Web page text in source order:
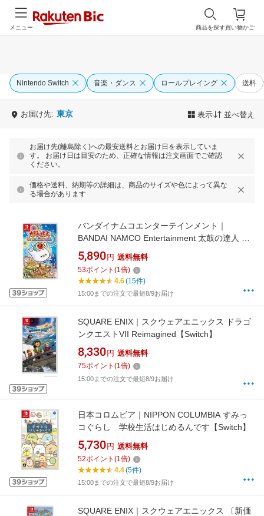
買い物かご
商品を探す
メニュー
Nintendo Switch 音楽・ダンス ロールプレイング 送料
お届け先: 東京 表示 並べ替え
お届け先(離島除く)への最安送料とお届け日を表示していま
す。 お届け日は目安のため、正確な情報は注文画面でご確認
ください。
価格や送料、納期等の詳細は、商品のサイズや色によって異な
る場合があります
バンダイナムコエンターテインメント｜
BANDAI NAMCO Entertainment 太鼓の達人 ド
ンダフルフェスティバル【Switch】
5,890 円 送料無料
53ポイント (1倍)
4.6(15件)
15:00までの注文で最短8/9お届け
SQUARE ENIX｜スクウェアエニックス ドラゴ
ンクエストVII Reimagined【Switch】
8,330 円 送料無料
75ポイント (1倍)
15:00までの注文で最短8/9お届け
日本コロムビア｜NIPPON COLUMBIA すみっ
コぐらし 学校生活はじめるんです【Switch】
5,730 円 送料無料
52ポイント (1倍)
4.4(5件)
15:00までの注文で最短8/9お届け
SQUARE ENIX｜スクウェアエニックス 〔新価